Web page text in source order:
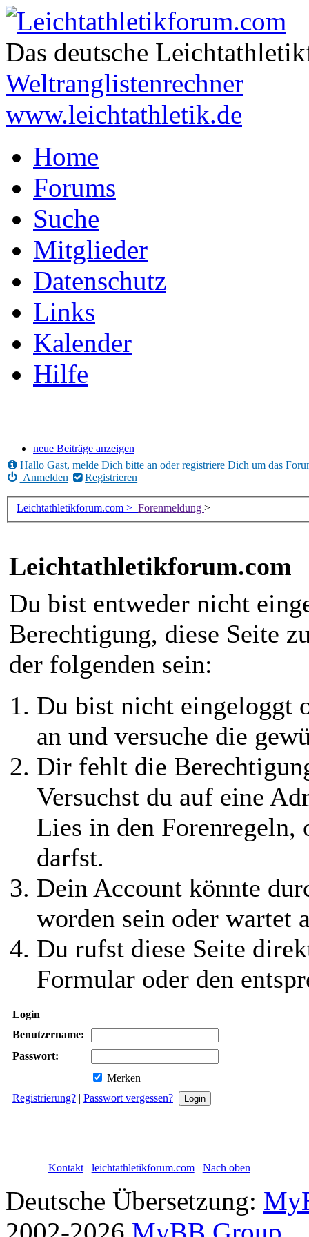
Das deutsche
Weltranglistenrechner
www.leichtathletik.de
Home
Forums
Suche
Mitglieder
Datenschutz
Links
Kalender
Hilfe
neue Beiträge anzeigen
Hallo Gast, melde Dich bitte an oder registriere Dich um das
Anmelden
Registrieren
Leichtathletikforum.com > Forenmeldung >
Leichtathletikforum.com
Du bist entweder nicht
Berechtigung, diese Seite
der folgenden sein:
Du bist nicht eingeloggt
an und versuche die
Dir fehlt die
Versuchst du auf eine
Lies in den Forenregeln,
darfst.
Dein Account könnte
worden sein oder wartet
Du rufst diese Seite
Formular oder den
Login
Benutzername:
Passwort:
Merken
Registrierung? | Passwort vergessen?
Kontakt leichtathletikforum.com Nach oben
Deutsche Übersetzung: